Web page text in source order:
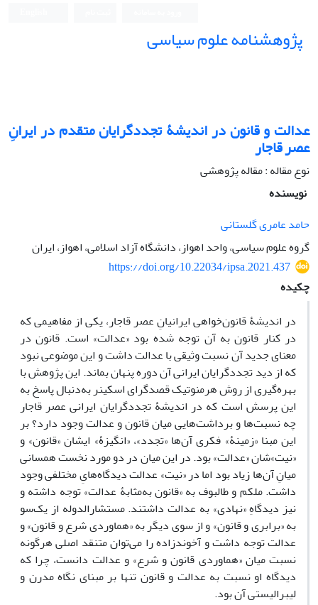
پژوهشنامه علوم سیاسی
عدالت و قانون در اندیشۀ تجددگرایان متقدم در ایرانِ
عصر قاجار
نوع مقاله : مقاله پژوهشی
نویسنده
حامد عامری گلستانی
گروه علوم سیاسی، واحد اهواز، دانشگاه آزاد اسلامی، اهواز، ایران
https://doi.org/10.22034/ipsa.2021.437
چکیده
در اندیشۀ قانون‌خواهی ایرانیانِ عصر قاجار، یکی از مفاهیمی که
در کنار قانون به آن توجه شده بود «عدالت» است. قانون در
معنای جدید آن نسبت وثیقی با عدالت داشت و این موضوعی نبود
که از دید تجددگرایان ایرانی آن دوره پنهان بماند. این پژوهش با
بهره‌گیری از روش هرمنوتیک قصدگرای اسکینر به‌دنبال پاسخ به
این پرسش است که در اندیشۀ تجددگرایان ایرانی عصر قاجار
چه نسبت‌ها و برداشت‌هایی میان قانون و عدالت وجود دارد؟ بر
این مبنا «زمینۀ» فکری آن‌ها «تجدد»، «انگیزۀ» ایشان «قانون» و
«نیت»‌شان «عدالت» بود. در این میان در دو مورد نخست همسانی
میانِ آن‌ها زیاد بود اما در «نیت» عدالت دیدگاه‌هایِ مختلفی وجود
داشت. ملکم و طالبوف به «قانون به‌مثابۀ عدالت» توجه داشته و
نیز دیدگاهِ «نهادی» به عدالت داشتند. مستشارالدوله از یک‌سو
به «برابری و قانون» و از سوی دیگر به «هماوردی شرع و قانون» و
عدالت توجه داشت و آخوندزاده را می‌توان متنقد اصلی هرگونه
نسبت میان «هماوردی قانون و شرع» و عدالت دانست، چرا که
دیدگاه او نسبت به عدالت و قانون تنها بر مبنای نگاه مدرن و
لیبرالیستی آن بود.